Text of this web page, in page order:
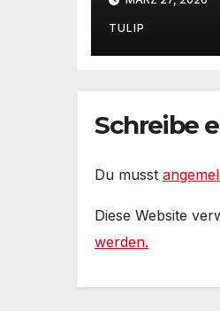
Ein Film
Bedřich
„Aktuel“
Englisch)
TULIP
Schreibe
Du musst
Diese Website
werden.